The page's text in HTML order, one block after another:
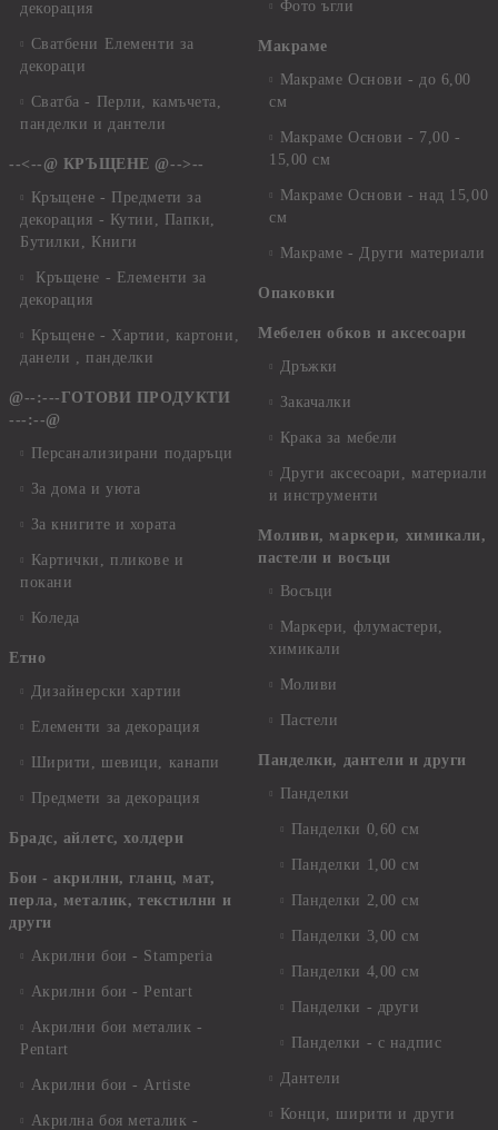
декорация
Сватбени Елементи за
декораци
Сватба - Перли, камъчета,
панделки и дантели
--<--@ КРЪЩЕНЕ @-->--
Кръщене - Предмети за
декорация - Кутии, Папки,
Бутилки, Книги
Кръщене - Елементи за
декорация
Кръщене - Хартии, картони,
данели , панделки
@--:---ГОТОВИ ПРОДУКТИ
---:--@
Персанализирани подаръци
За дома и уюта
За книгите и хората
Картички, пликове и
покани
Коледа
Етно
Дизайнерски хартии
Елементи за декорация
Ширити, шевици, канапи
Предмети за декорация
Брадс, айлетс, холдери
Бои - акрилни, гланц, мат,
перла, металик, текстилни и
други
Акрилни бои - Stamperia
Акрилни бои - Pentart
Акрилни бои металик -
Pentart
Акрилни бои - Artiste
Акрилна боя металик -
Фото ъгли
Макраме
Макраме Основи - до 6,00
см
Макраме Основи - 7,00 -
15,00 см
Макраме Основи - над 15,00
см
Макраме - Други материали
Опаковки
Мебелен обков и аксесоари
Дръжки
Закачалки
Крака за мебели
Други аксесоари, материали
и инструменти
Моливи, маркери, химикали,
пастели и восъци
Восъци
Маркери, флумастери,
химикали
Моливи
Пастели
Панделки, дантели и други
Панделки
Панделки 0,60 см
Панделки 1,00 см
Панделки 2,00 см
Панделки 3,00 см
Панделки 4,00 см
Панделки - други
Панделки - с надпис
Дантели
Конци, ширити и други